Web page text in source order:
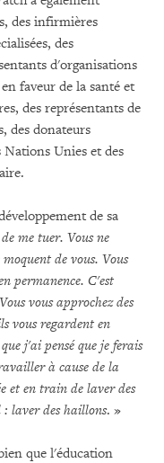
des infirmières
des
d'organisations
faveur de la santé et
des représentants de
des donateurs
Unies et des
de sa
me tuer. Vous ne
moquent de vous. Vous
permanence. C'est
Vous vous approchez des
vous regardent en
j'ai pensé que je ferais
à cause de la
et en train de laver des
laver des haillons. »
que l'éducation